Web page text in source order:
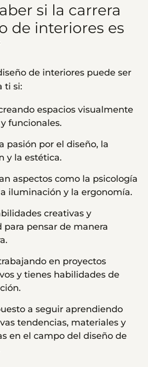
si la carrera
de interiores es
de interiores puede ser
ti si:
espacios visualmente
funcionales.
pasión por el diseño, la
y la estética.
aspectos como la psicología
iluminación y la ergonomía.
creativas y
para pensar de manera
en proyectos
y tienes habilidades de
a seguir aprendiendo
tendencias, materiales y
en el campo del diseño de